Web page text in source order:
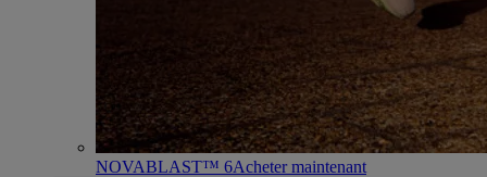
NOVABLAST™ 6Acheter maintenant